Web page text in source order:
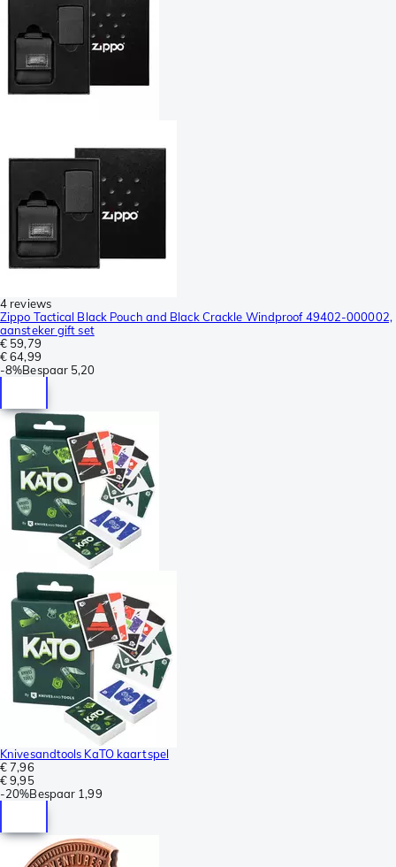
4 reviews
Zippo Tactical Black Pouch and Black Crackle Windproof 49402-000002,
aansteker gift set
€ 59,79
€ 64,99
-8%Bespaar 5,20
Knivesandtools KaTO kaartspel
€ 7,96
€ 9,95
-20%Bespaar 1,99